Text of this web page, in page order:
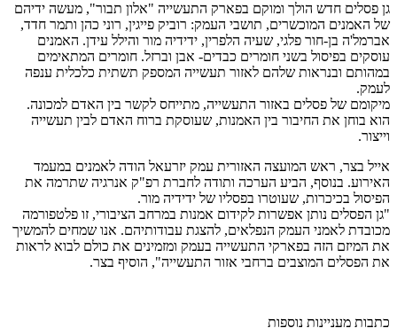
גן פסלים חדש הולך ומוקם בפארק התעשייה "אלון תבור", מעשה ידיהם
של האמנים המוכשרים, תושבי העמק: רוביק פייגין, רוני כהן ותמר חדד,
אברמל'ה בן-חור פלגי, שעיה הלפרין, ידידיה מור והילל עידן. האמנים
עוסקים בפיסול בשני חומרים כבדים- אבן וברזל. חומרים המתאימים
במהותם ובנראות שלהם לאזור תעשייה המספק תשתית כלכלית ענפה
לעמק.
מיקומם של פסלים באזור התעשייה, מתייחס לקשר בין האדם למכונה.
הוא בוחן את החיבור בין האמנות, שעוסקת ברוח האדם לבין תעשייה
וייצור.
אייל בצר, ראש המועצה האזורית עמק יזרעאל הודה לאמנים במעמד
האירוע. בנוסף, הביע הערכה ותודה לחברת רפ"ק אנרגיה שתרמה את
הפיסול בכיכרות, שעוטרו בפסליו של ידידיה מור.
"גן הפסלים נותן אפשרות לקידום אמנות במרחב הציבורי, זו פלטפורמה
מכובדת לאמני העמק הנפלאים, להצגת עבודותיהם. אנו שמחים להמשיך
את המיזם הזה בפארקי התעשייה בעמק ומזמינים את כולם לבוא לראות
את הפסלים המוצבים ברחבי אזור התעשייה", הוסיף בצר.
כתבות מעניינות נוספות